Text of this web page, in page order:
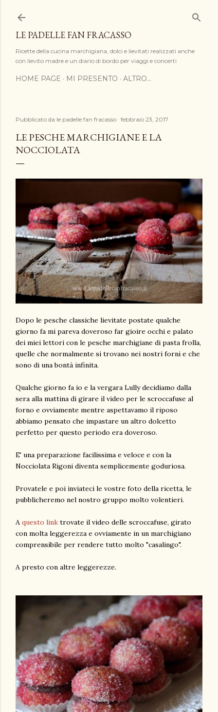
LE PADELLE FAN FRACASSO
Ricette della cucina marchigiana, dolci e lievitati realizzati anche
con lievito madre e un diario di bordo per viaggi e concerti
HOME PAGE MI PRESENTO ALTRO…
Pubblicato da le padelle fan fracasso febbraio 23, 2017
LE PESCHE MARCHIGIANE E LA
NOCCIOLATA
Dopo le pesche classiche lievitate postate qualche
giorno fa mi pareva doveroso far gioire occhi e palato
dei miei lettori con le pesche marchigiane di pasta frolla,
quelle che normalmente si trovano nei nostri forni e che
sono di una bontà infinita.
Qualche giorno fa io e la vergara Lully decidiamo dalla
sera alla mattina di girare il video per le scroccafuse al
forno e ovviamente mentre aspettavamo il riposo
abbiamo pensato che impastare un altro dolcetto
perfetto per questo periodo era doveroso.
E' una preparazione facilissima e veloce e con la
Nocciolata Rigoni diventa semplicemente goduriosa.
Provatele e poi inviateci le vostre foto della ricetta, le
pubblicheremo nel nostro gruppo molto volentieri.
A questo link trovate il video delle scroccafuse, girato
con molta leggerezza e ovviamente in un marchigiano
comprensibile per rendere tutto molto "casalingo".
A presto con altre leggerezze.